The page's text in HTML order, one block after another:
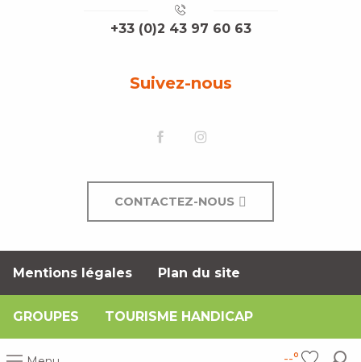
--°
+33 (0)2 43 97 60 63
Suivez-nous
CONTACTEZ-NOUS
Mentions légales Plan du site
GROUPES TOURISME HANDICAP